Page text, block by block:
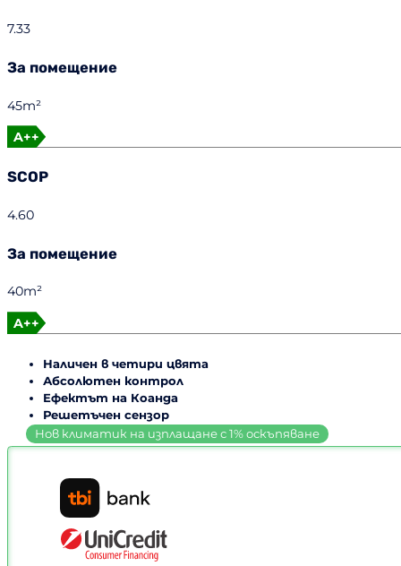
7.33
За помещение
45m²
A++
SCOP
4.60
За помещение
40m²
A++
Наличен в четири цвята
Абсолютен контрол
Ефектът на Коанда
Решетъчен сензор